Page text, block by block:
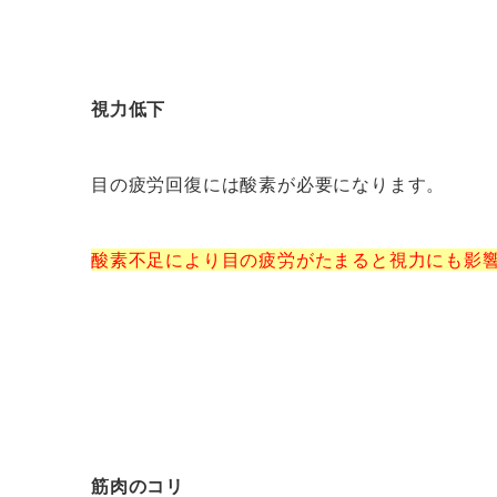
視力低下
目の疲労回復には酸素が必要になります。
酸素不足により目の疲労がたまると視力にも影
筋肉のコリ